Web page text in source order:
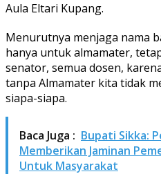
Aula Eltari Kupang.
Menurutnya menjaga nama
hanya untuk almamater,
senator, semua dosen,
tanpa Almamater kita tidak
siapa-siapa.
Baca Juga : Bupati Sikka:
Memberikan Jaminan
Untuk Masyarakat